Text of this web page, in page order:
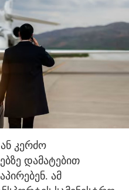
კერძო
დამატებით
ამ